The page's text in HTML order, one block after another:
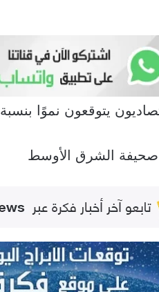
يتوقعون نموًا بنسبة 1.9%.
الشرق الأوسط